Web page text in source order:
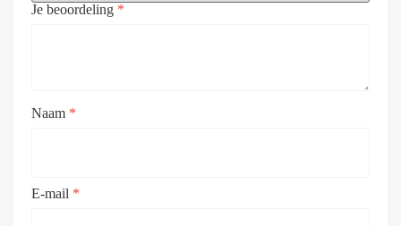
Je beoordeling *
Naam *
E-mail *